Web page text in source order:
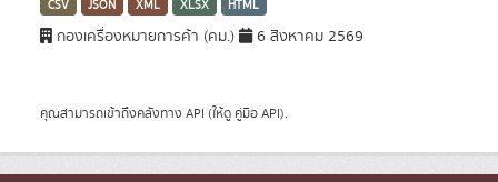
CSV JSON XML XLSX HTML
กองเครื่องหมายการค้า (คม.) 6 สิงหาคม 2569
คุณสามารถเข้าถึงคลังทาง API (ให้ดู คู่มือ API).